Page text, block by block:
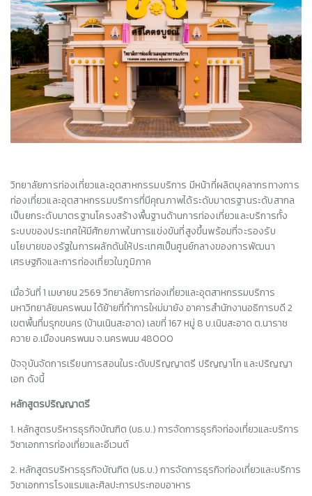
วิทยาลัยการท่องเที่ยวและอุตสาหกรรมบริการ มีหน้าที่ผลิตบุคลากรทางการ
ท่องเที่ยวและอุตสาหกรรมบริการที่มีคุณภาพได้ระดับมาตรฐานระดับสากล
เป็นยกระดับมาตรฐานโครงสร้างพื้นฐานด้านการท่องเที่ยวและบริการทั้ง
ระบบของประเทศให้มีศักยภาพในการแข่งขันที่สูงขึ้นพร้อมที่จะรองรับ
นโยบายของรัฐในการผลักดันให้ประเทศเป็นศูนย์กลางของการพัฒนา
เศรษฐกิจและการท่องเที่ยวในภูมิภาค
เมื่อวันที่1 เมษายน2569วิทยาลัยการท่องเที่ยวและอุตสาหกรรมบริการ
มหาวิทยาลัยนครพนม ได้ย้ายที่ทำการใหม่มายัง อาคารสำนักงานอธิการบดี 2
เขตพื้นที่มรุกขนคร (บ้านเนินสะอาด) เลขที่167 หมู่ 8 บ.เนินสะอาด ต.นาราช
ควาย อ.เมืองนครพนมจ.นครพนม 48000
ปัจจุบันจัดการเรียนการสอนในระดับปริญญาตรี ปริญญาโท และปริญญา
เอก ดังนี้
หลักสูตรปริญญาตรี
1. หลักสูตรบริหารธุรกิจบัณฑิต (บธ.บ.) การจัดการธุรกิจท่องเที่ยวและบริการ
วิชาเอกการท่องเที่ยวและอีเวนต์
2. หลักสูตรบริหารธุรกิจบัณฑิต (บธ.บ.) การจัดการธุรกิจท่องเที่ยวและบริการ
วิชาเอกการโรงแรมและศิลปะการประกอบอาหาร